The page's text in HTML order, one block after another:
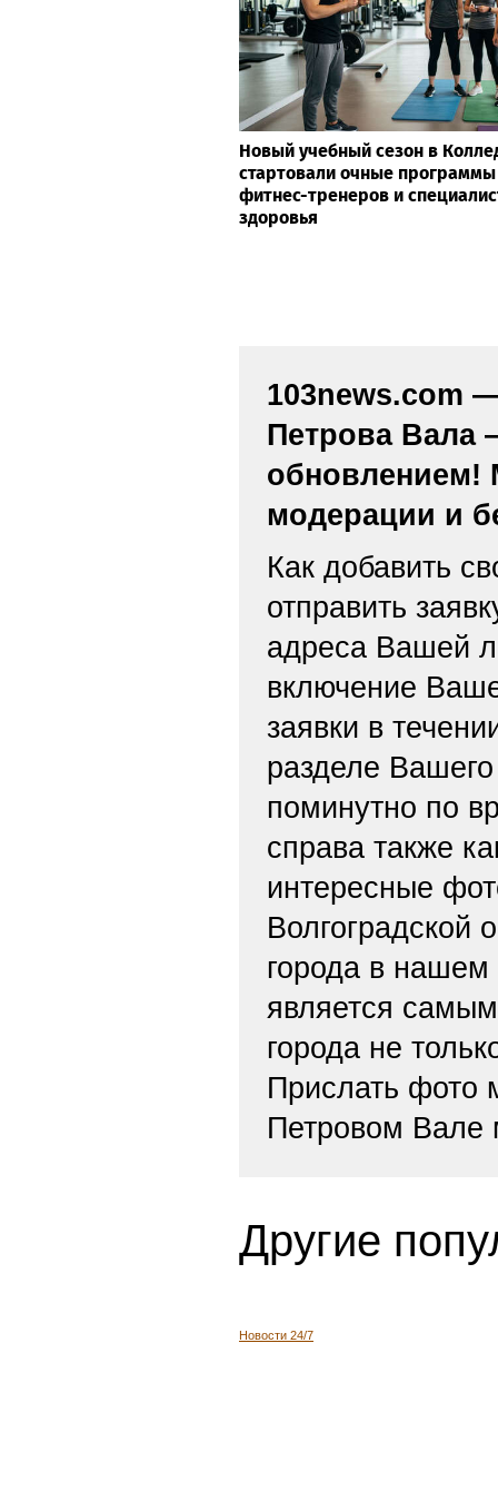
Новый учебный сезон в
стартовали очные программы
фитнес-тренеров и
здоровья
103news.com
Петрова Вала
обновлением!
модерации и
Как добавить
отправить
адреса Вашей
включение
заявки в
разделе
поминутно по
справа также
интересные
Волгоградской
города в нашем
является
города не
Прислать фото
Петровом Вале
Другие
Новости 24/7